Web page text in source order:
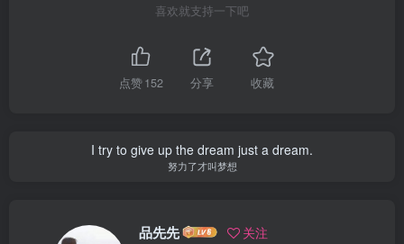
喜欢就支持一下吧
点赞152 分享 收藏
I try to give up the dream just a dream.
努力了才叫梦想
品先先 关注